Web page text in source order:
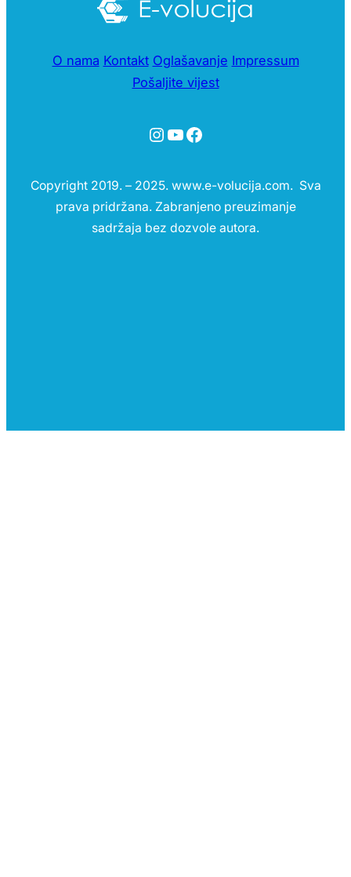
O nama Kontakt Oglašavanje Impressum
Pošaljite vijest
Instagram
YouTube
Facebook
Copyright 2019. – 2025. www.e-volucija.com. Sva
prava pridržana. Zabranjeno preuzimanje
sadržaja bez dozvole autora.